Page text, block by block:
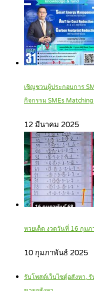
เชิญชวนผู้ประกอบการ
กิจกรรม SMEs
12 มีนาคม 2025
หวยเด็ด งวดวันที่ 16 กุม
10 กุมภาพันธ์ 2025
รับโพสต์เว็บไซตฺ์อสังหา,